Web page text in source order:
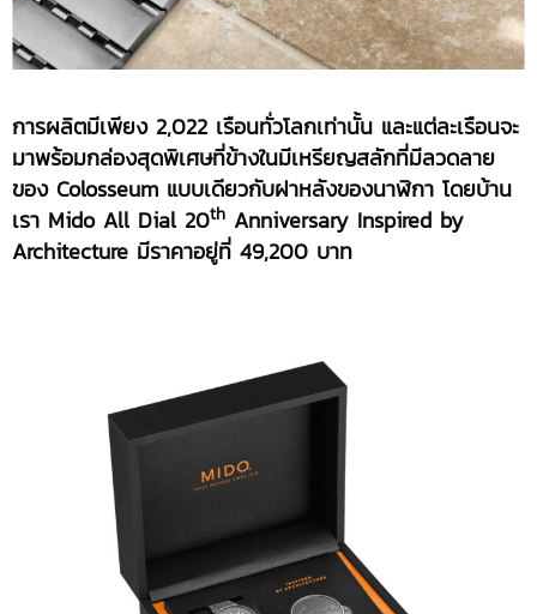
การผลิตมีเพียง 2,022 เรือนทั่วโลกเท่านั้น และแต่ละเรือนจะ
มาพร้อมกล่องสุดพิเศษที่ข้างในมีเหรียญสลักที่มีลวดลาย
ของ Colosseum แบบเดียวกับฝาหลังของนาฬิกา โดยบ้าน
เรา Mido All Dial 20th Anniversary Inspired by
Architecture มีราคาอยู่ที่ 49,200 บาท